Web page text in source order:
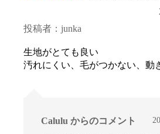
投稿者：junka
生地がとても良い
汚れにくい、毛がつかない、動
Calulu からのコメント